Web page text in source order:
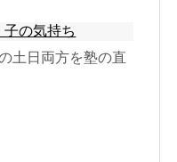
の気持ち
土日両方を塾の直